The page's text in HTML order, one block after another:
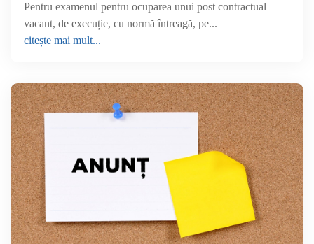
Pentru examenul pentru ocuparea unui post contractual
vacant, de execuție, cu normă întreagă, pe...
citește mai mult...